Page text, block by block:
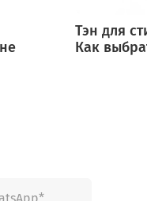
Тэн для
Как